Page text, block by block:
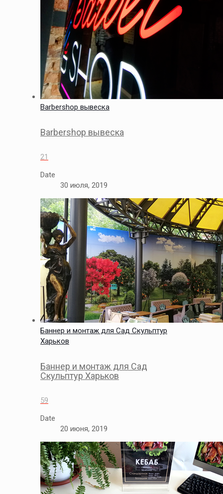
Barbershop вывеска
Barbershop вывеска
21
Date
30 июля, 2019
Баннер и монтаж для Сад Скульптур
Харьков
Баннер и монтаж для Сад
Скульптур Харьков
59
Date
20 июня, 2019